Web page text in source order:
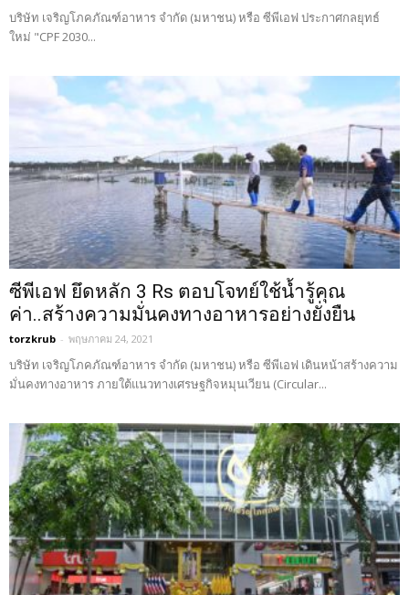
บริษัท เจริญโภคภัณฑ์อาหาร จำกัด (มหาชน) หรือ ซีพีเอฟ ประกาศกลยุทธ์
ใหม่ "CPF 2030...
ซีพีเอฟ ยึดหลัก 3 Rs ตอบโจทย์ใช้น้ำรู้คุณ
ค่า..สร้างความมั่นคงทางอาหารอย่างยั่งยืน
torzkrub - พฤษภาคม 24, 2021
บริษัท เจริญโภคภัณฑ์อาหาร จำกัด (มหาชน) หรือ ซีพีเอฟ เดินหน้าสร้างความ
มั่นคงทางอาหาร ภายใต้แนวทางเศรษฐกิจหมุนเวียน (Circular...